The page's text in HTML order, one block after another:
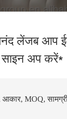
लेंजब आप
अप करें*